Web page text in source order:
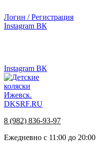
Логин / Регистрация
Instagram ВК
Instagram ВК
8 (982) 836-93-97
Ежедневно с 11:00 до 20:00